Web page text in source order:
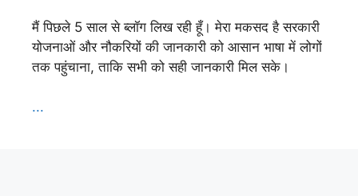
मैं पिछले 5 साल से ब्लॉग लिख रही हूँ। मेरा मकसद है सरकारी
योजनाओं और नौकरियों की जानकारी को आसान भाषा में लोगों
तक पहुंचाना, ताकि सभी को सही जानकारी मिल सके।
...